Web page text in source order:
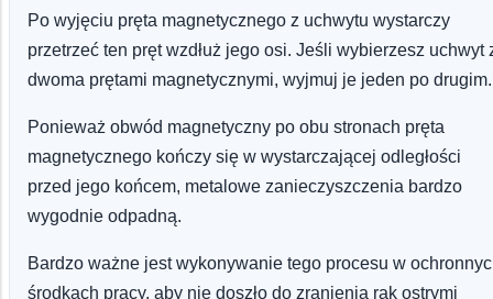
Po wyjęciu pręta magnetycznego z uchwytu wystarczy
przetrzeć ten pręt wzdłuż jego osi. Jeśli wybierzesz uchwyt
dwoma prętami magnetycznymi, wyjmuj je jeden po drugim.
Ponieważ obwód magnetyczny po obu stronach pręta
magnetycznego kończy się w wystarczającej odległości
przed jego końcem, metalowe zanieczyszczenia bardzo
wygodnie odpadną.
Bardzo ważne jest wykonywanie tego procesu w
środkach pracy, aby nie doszło do zranienia rąk ostrymi